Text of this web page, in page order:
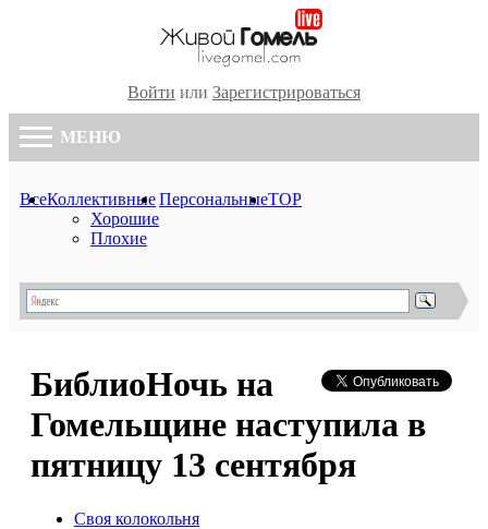
Войти или Зарегистрироваться
МЕНЮ
ВсеКоллективные
Хорошие
Плохие
ПерсональныеTOP
БиблиоНочь на
Гомельщине наступила в
пятницу 13 сентября
Своя колокольня